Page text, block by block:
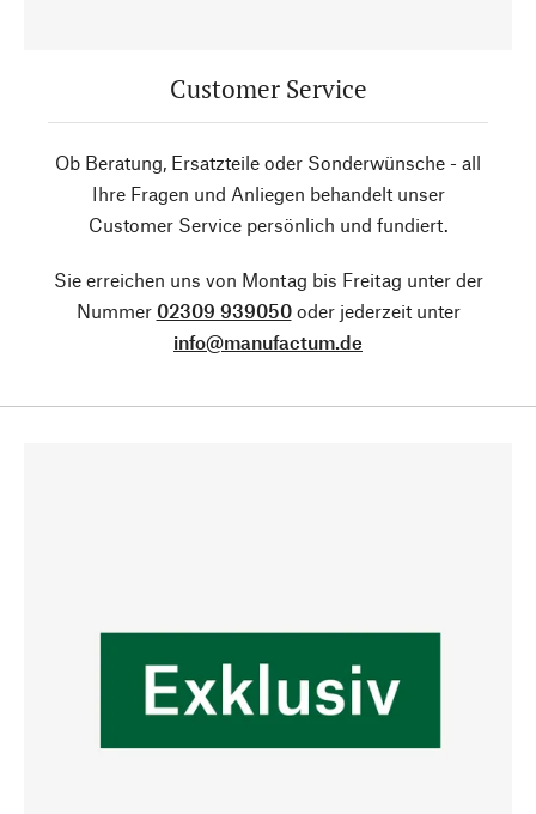
Customer Service
Ob Beratung, Ersatzteile oder Sonderwünsche - all
Ihre Fragen und Anliegen behandelt unser
Customer Service persönlich und fundiert.
Sie erreichen uns von Montag bis Freitag unter der
Nummer 02309 939050oder jederzeit unter
info@manufactum.de